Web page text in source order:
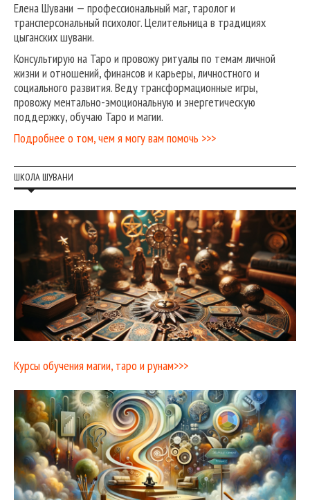
Елена Шувани — профессиональный маг, таролог и
трансперсональный психолог. Целительница в традициях
цыганских шувани.
Консультирую на Таро и провожу ритуалы по темам личной
жизни и отношений, финансов и карьеры, личностного и
социального развития. Веду трансформационные игры,
провожу ментально-эмоциональную и энергетическую
поддержку, обучаю Таро и магии.
Подробнее о том, чем я могу вам помочь >>>
ШКОЛА ШУВАНИ
Курсы обучения магии, таро и рунам>>>